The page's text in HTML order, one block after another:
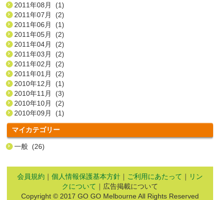
2011年08月 (1)
2011年07月 (2)
2011年06月 (1)
2011年05月 (2)
2011年04月 (2)
2011年03月 (2)
2011年02月 (2)
2011年01月 (2)
2010年12月 (1)
2010年11月 (3)
2010年10月 (2)
2010年09月 (1)
マイカテゴリー
一般 (26)
会員規約 ｜ 個人情報保護基本方針 ｜ ご利用にあたって ｜ リン
クについて ｜広告掲載について
Copyright © 2017 GO GO Melbourne All Rights Reserved